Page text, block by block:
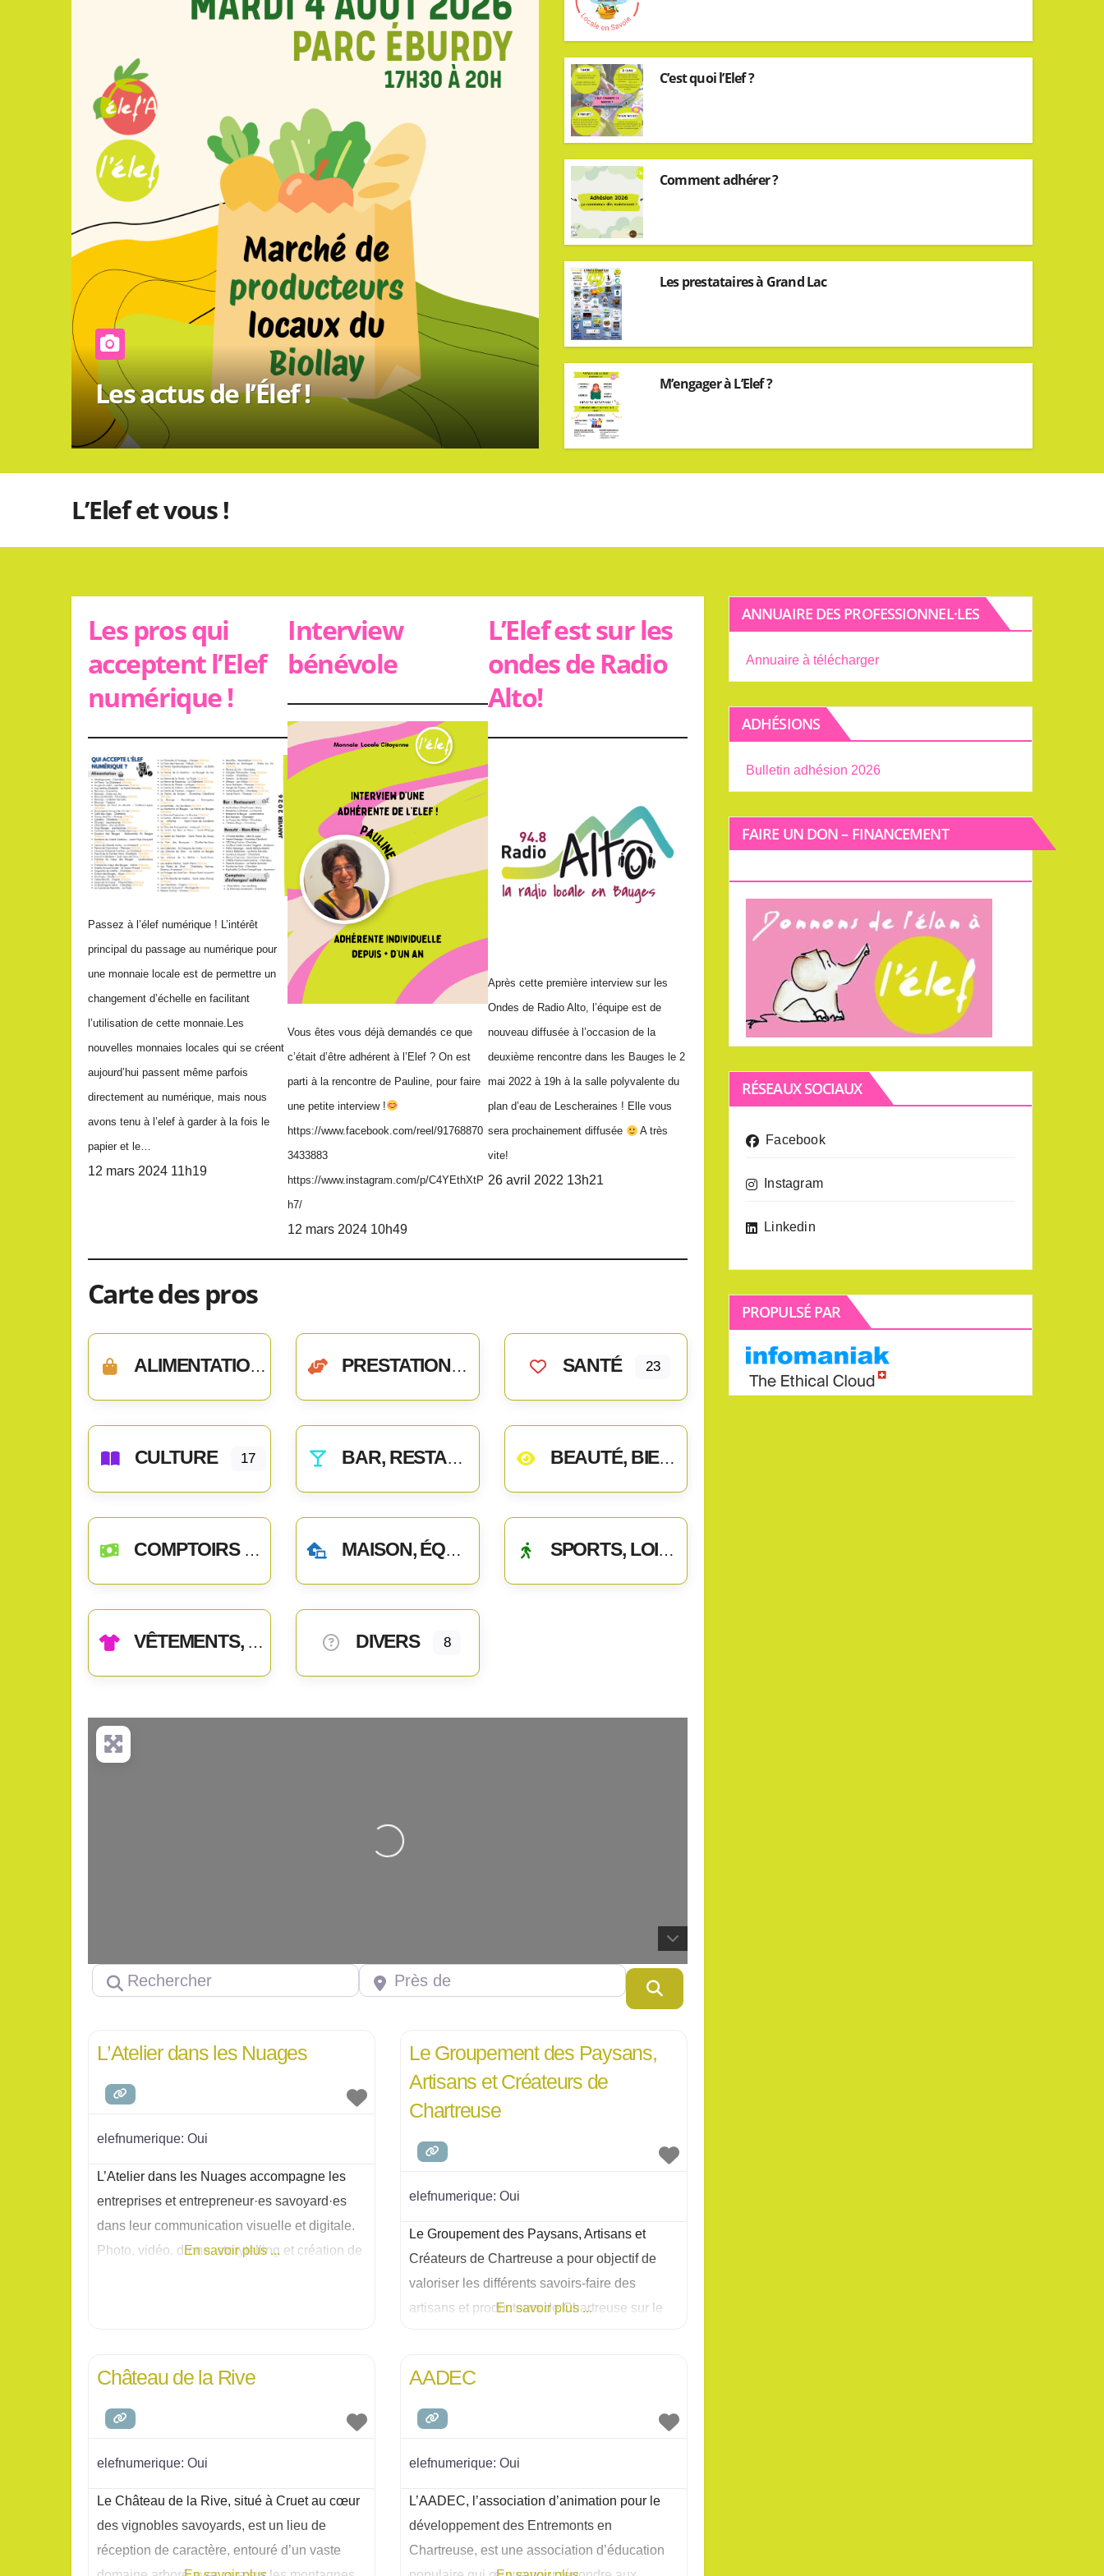
Les actus de l’Élef !
C’est quoi l’Elef ?
Comment adhérer ?
Les prestataires à Grand Lac
M’engager à L’Elef ?
L’Elef et vous !
Les pros qui
acceptent l’Elef
numérique !
Passez à l’élef numérique ! L’intérêt
principal du passage au numérique pour
une monnaie locale est de permettre un
changement d’échelle en facilitant
l’utilisation de cette monnaie.Les
nouvelles monnaies locales qui se créent
aujourd’hui passent même parfois
directement au numérique, mais nous
avons tenu à l’elef à garder à la fois le
papier et le…
12 mars 2024 11h19
Interview
bénévole
Vous êtes vous déjà demandés ce que
c’était d’être adhérent à l’Elef ? On est
parti à la rencontre de Pauline, pour faire
une petite interview !
https://www.facebook.com/reel/91768870
3433883
https://www.instagram.com/p/C4YEthXtP
h7/
12 mars 2024 10h49
L’Elef est sur les
ondes de Radio
Alto!
Après cette première interview sur les
Ondes de Radio Alto, l’équipe est de
nouveau diffusée à l’occasion de la
deuxième rencontre dans les Bauges le 2
mai 2022 à 19h à la salle polyvalente du
plan d’eau de Lescheraines ! Elle vous
sera prochainement diffusée
A très
vite!
26 avril 2022 13h21
Carte des pros
ALIMENTATION PRESTATIONS DE SERVICES SANTÉ 23
CULTURE 17 BAR, RESTAURATION BEAUTÉ, BIEN-ÊTRE
COMPTOIRS CHANGE/ADHÉSION MAISON, ÉQUIPEMENTS SPORTS, LOISIRS
VÊTEMENTS, ACCESSOIRES DIVERS 8
+
−
Rechercher Près de
L’Atelier dans les Nuages
elefnumerique: Oui
L’Atelier dans les Nuages accompagne les
entreprises et entrepreneur·es savoyard·es
dans leur communication visuelle et digitale.
Photo, vidéo, drone, storytelling et création de
En savoir plus ...
Le Groupement des Paysans,
Artisans et Créateurs de
Chartreuse
elefnumerique: Oui
Le Groupement des Paysans, Artisans et
Créateurs de Chartreuse a pour objectif de
valoriser les différents savoirs-faire des
artisans et producteurs de Chartreuse sur le
En savoir plus ...
Château de la Rive
elefnumerique: Oui
Le Château de la Rive, situé à Cruet au cœur
des vignobles savoyards, est un lieu de
réception de caractère, entouré d’un vaste
AADEC
elefnumerique: Oui
L’AADEC, l’association d’animation pour le
développement des Entremonts en
Chartreuse, est une association d’éducation
ANNUAIRE DES PROFESSIONNEL·LES
Annuaire à télécharger
ADHÉSIONS
Bulletin adhésion 2026
FAIRE UN DON – FINANCEMENT
RÉSEAUX SOCIAUX
Facebook
Instagram
Linkedin
PROPULSÉ PAR